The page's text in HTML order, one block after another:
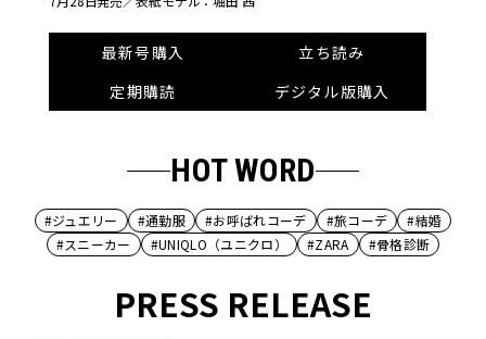
最新号購入
立ち読み
定期購読
デジタル版購入
HOT WORD
#ジュエリー #通勤服 #お呼ばれコーデ #旅コーデ
#結婚
#スニーカー
#UNIQLO（ユニクロ） #ZARA #骨格診断
PRESS RELEASE